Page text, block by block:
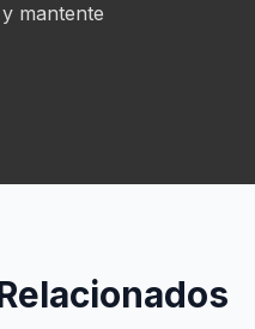
mantente